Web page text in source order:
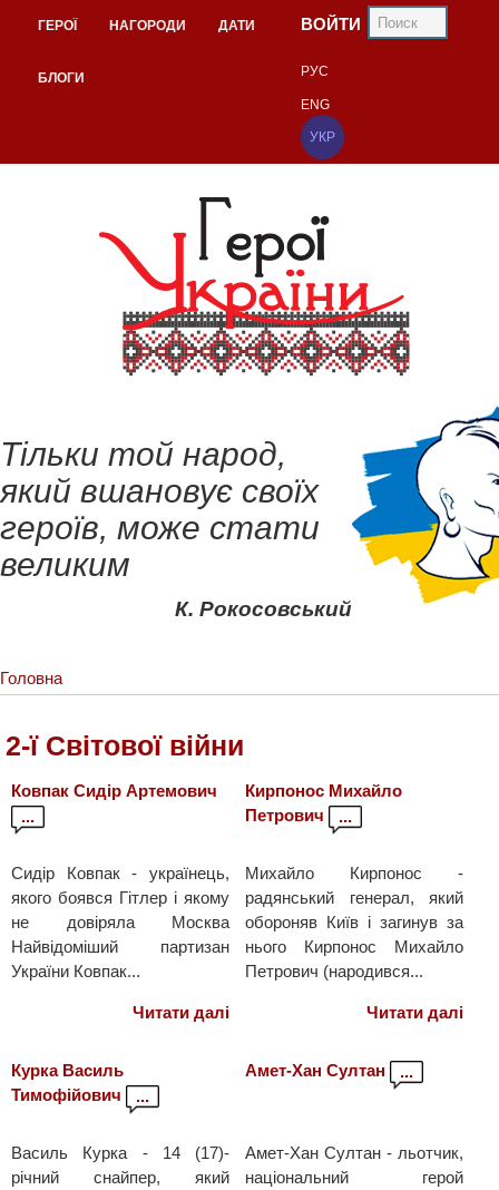
ГЕРОЇ НАГОРОДИ ДАТИ
БЛОГИ
ВОЙТИ
РУС
ENG
УКР
Тільки той народ,
який вшановує своїх
героїв, може стати
великим
К. Рокосовський
Головна
2-ї Світової війни
Ковпак Сидір Артемович
...
Сидір Ковпак - українець,
якого боявся Гітлер і якому
не довіряла Москва
Найвідоміший партизан
України Ковпак...
Читати далі
Кирпонос Михайло
Петрович
...
Михайло Кирпонос -
радянський генерал, який
обороняв Київ і загинув за
нього Кирпонос Михайло
Петрович (народився...
Читати далі
Курка Василь
Тимофійович
...
Василь Курка - 14 (17)-
річний снайпер, який
Амет-Хан Султан ...
Амет-Хан Султан - льотчик,
національний герой